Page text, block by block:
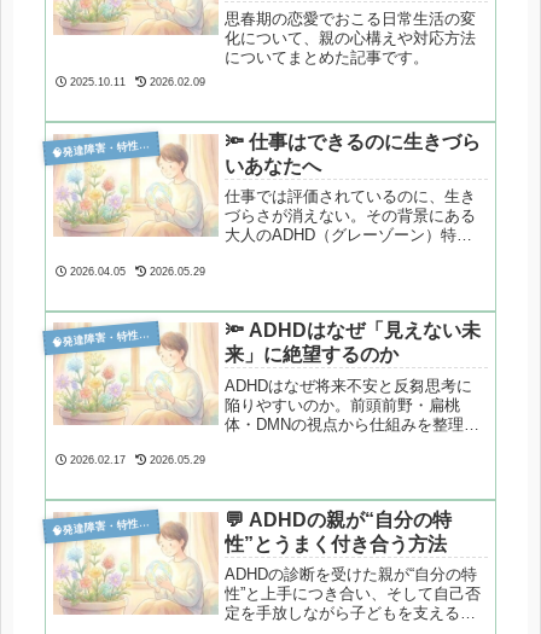
思春期の恋愛でおこる日常生活の変
化について、親の心構えや対応方法
についてまとめた記事です。
2025.10.11 2026.02.09

発達障害・特性分析
🔦 仕事はできるのに生きづら
いあなたへ
仕事では評価されているのに、生き
づらさが消えない。その背景にある
大人のADHD（グレーゾーン）特有
2026.04.05 2026.05.29

発達障害・特性分析
🔦 ADHDはなぜ「見えない未
来」に絶望するのか
ADHDはなぜ将来不安と反芻思考に
陥りやすいのか。前頭前野・扁桃
体・DMNの視点から仕組みを整理
2026.02.17 2026.05.29

発達障害・特性分析
💬 ADHDの親が“自分の特
性”とうまく付き合う方法
ADHDの診断を受けた親が“自分の特
性”と上手につき合い、そして自己否
定を手放しながら子どもを支えるた